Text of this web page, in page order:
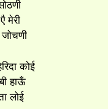
मेरी
कोई
हाऊँ
लोई